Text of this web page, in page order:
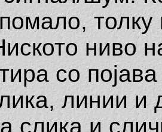
толку
ниво
со
линии и
слика и